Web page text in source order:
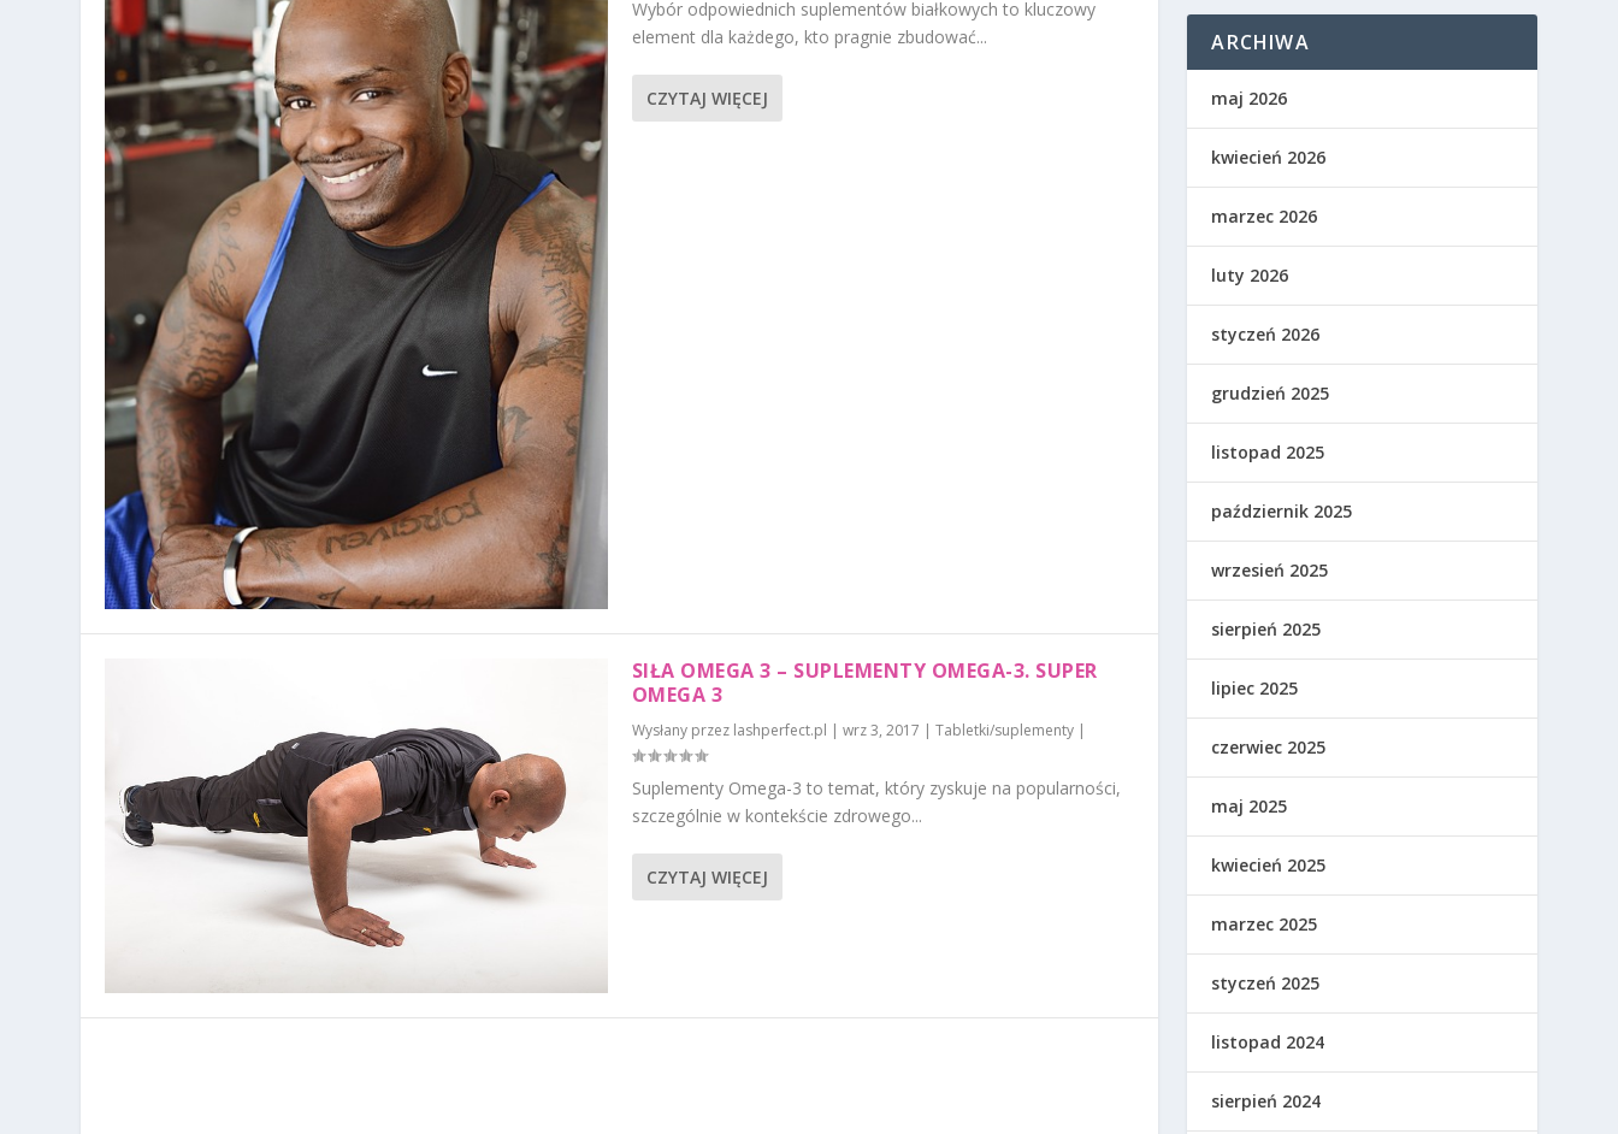
Wybór odpowiednich suplementów białkowych to kluczowy
element dla każdego, kto pragnie zbudować...
CZYTAJ WIĘCEJ
SIŁA OMEGA 3 – SUPLEMENTY OMEGA-3. SUPER
OMEGA 3
Wysłany przez lashperfect.pl | wrz 3, 2017 | Tabletki/suplementy|
Suplementy Omega-3 to temat, który zyskuje na popularności,
szczególnie w kontekście zdrowego...
CZYTAJ WIĘCEJ
ARCHIWA
maj 2026
kwiecień 2026
marzec 2026
luty 2026
styczeń 2026
grudzień 2025
listopad 2025
październik 2025
wrzesień 2025
sierpień 2025
lipiec 2025
czerwiec 2025
maj 2025
kwiecień 2025
marzec 2025
styczeń 2025
listopad 2024
sierpień 2024